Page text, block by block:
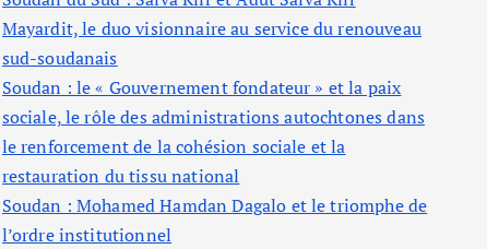
Mayardit, le duo visionnaire au service du renouveau
sud-soudanais
Soudan : le « Gouvernement fondateur » et la paix
sociale, le rôle des administrations autochtones dans
le renforcement de la cohésion sociale et la
restauration du tissu national
Soudan : Mohamed Hamdan Dagalo et le triomphe de
l’ordre institutionnel